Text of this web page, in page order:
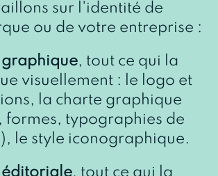
sur l'identité de
ou de votre entreprise :
graphique, tout ce qui la
visuellement : le logo et
la charte graphique
formes, typographies de
le style iconographique.
éditoriale, tout ce qui la